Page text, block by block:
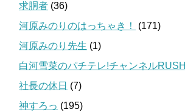
求胴者 (36)
河原みのりのはっちゃき！
(171)
河原みのり先生 (1)
白河雪菜のパチテレ!チャンネルRUSH
社長の休日 (7)
神すろっ (195)